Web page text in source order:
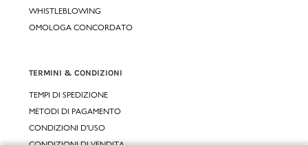
WHISTLEBLOWING
OMOLOGA CONCORDATO
TERMINI & CONDIZIONI
TEMPI DI SPEDIZIONE
METODI DI PAGAMENTO
CONDIZIONI D'USO